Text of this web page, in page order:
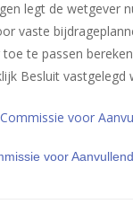
legt de wetgever
vaste
te passen
Besluit vastgelegd
voor
voor